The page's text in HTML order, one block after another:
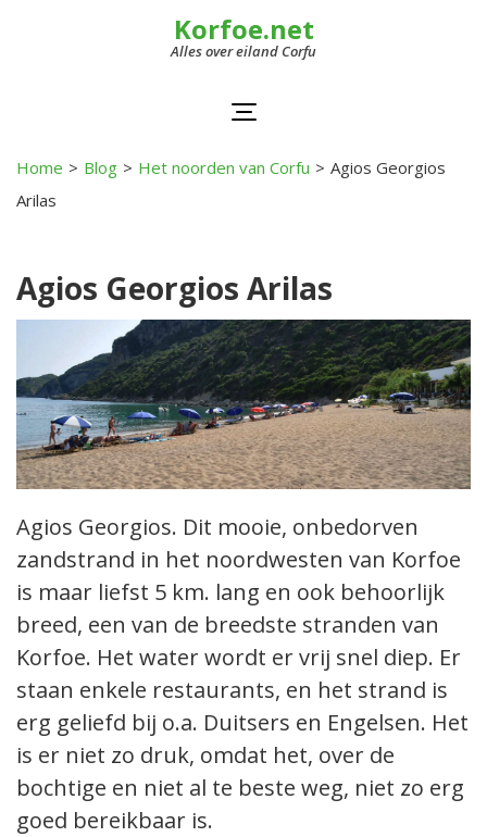
Korfoe.net
Alles over eiland Corfu
Home > Blog > Het noorden van Corfu > Agios Georgios
Arilas
Agios Georgios Arilas
Agios Georgios. Dit mooie, onbedorven
zandstrand in het noordwesten van Korfoe
is maar liefst 5 km. lang en ook behoorlijk
breed, een van de breedste stranden van
Korfoe. Het water wordt er vrij snel diep. Er
staan enkele restaurants, en het strand is
erg geliefd bij o.a. Duitsers en Engelsen. Het
is er niet zo druk, omdat het, over de
bochtige en niet al te beste weg, niet zo erg
goed bereikbaar is.